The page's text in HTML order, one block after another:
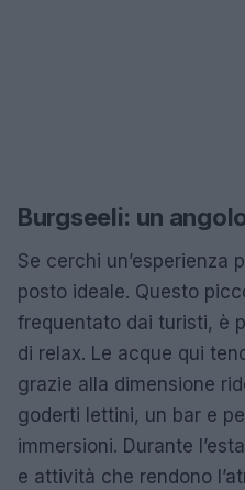
Burgseeli: un
Se cerchi un’esperienza
posto ideale. Questo
frequentato dai turisti, è
di relax. Le acque qui
grazie alla dimensione
goderti lettini, un bar e
immersioni. Durante
e attività che rendono